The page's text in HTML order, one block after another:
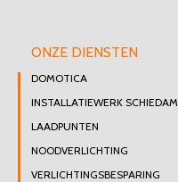
ONZE DIENSTEN
DOMOTICA
INSTALLATIEWERK SCHIEDAM
LAADPUNTEN
NOODVERLICHTING
VERLICHTINGSBESPARING